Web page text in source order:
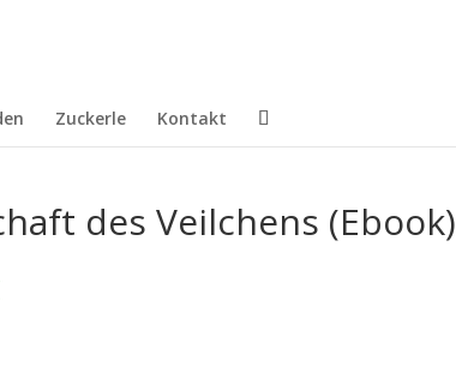
Zuckerle Kontakt
des Veilchens (Ebook)